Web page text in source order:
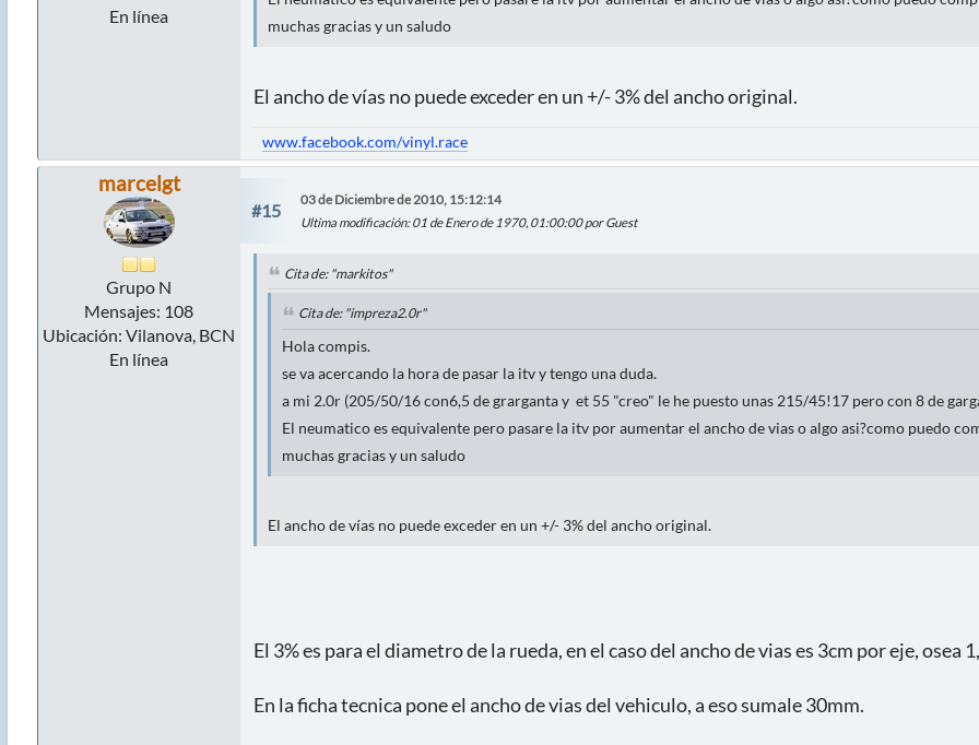
En línea
muchas gracias y un saludo
El ancho de vías no puede exceder en un +/- 3% del ancho original.
www.facebook.com/vinyl.race
marcelgt
Grupo N
Mensajes: 108
Ubicación: Vilanova, BCN
En línea
#15
03 de Diciembre de 2010, 15:12:14
Ultima modificación: 01 de Enero de 1970, 01:00:00 por Guest
Cita de: "markitos"
Cita de: "impreza2.0r"
Hola compis.
se va acercando la hora de pasar la itv y tengo una duda.
a mi 2.0r (205/50/16 con6,5 de grarganta y et 55 "creo" le he puesto unas 215/45!17 pero con 8 de
El neumatico es equivalente pero pasare la itv por aumentar el ancho de vias o algo asi?como puedo
muchas gracias y un saludo
El ancho de vías no puede exceder en un +/- 3% del ancho original.
El 3% es para el diametro de la rueda, en el caso del ancho de vias es 3cm por eje, osea
En la ficha tecnica pone el ancho de vias del vehiculo, a eso sumale 30mm.